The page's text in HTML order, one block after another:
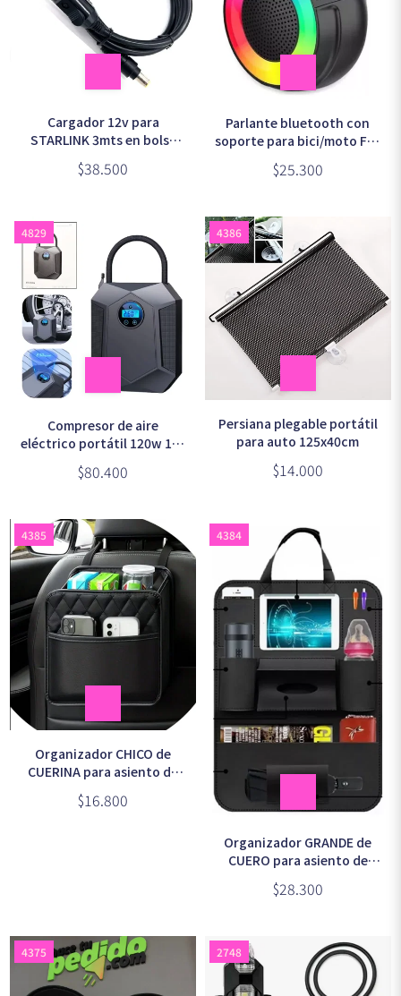
Cargador 12v para
STARLINK 3mts en bolsa
(SM6510)
$38.500
Parlante bluetooth con
soporte para bici/moto F80
$25.300
4829
Compresor de aire
eléctrico portátil 120w 12v
(ST-5504)
$80.400
4386
Persiana plegable portátil
para auto 125x40cm
$14.000
4385
Organizador CHICO de
CUERINA para asiento de
auto 25x25cm
$16.800
4384
Organizador GRANDE de
CUERO para asiento de
$28.300
4375 2748